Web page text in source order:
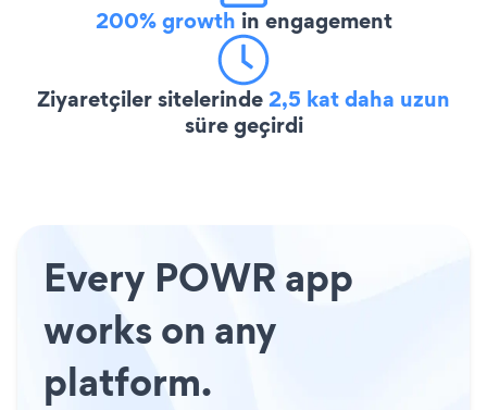
200% growth in engagement
Ziyaretçiler sitelerinde2,5 kat daha uzun
süre geçirdi
Every POWR app
works on any
platform.